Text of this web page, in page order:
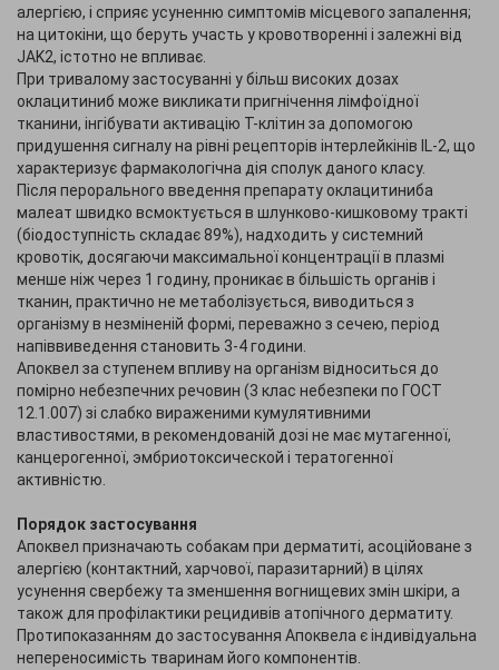
алергією, і сприяє усуненню симптомів місцевого запалення;
на цитокіни, що беруть участь у кровотворенні і залежні від
JAK2, істотно не впливає.
При тривалому застосуванні у більш високих дозах
оклацитиниб може викликати пригнічення лімфоїдної
тканини, інгібувати активацію Т-клітин за допомогою
придушення сигналу на рівні рецепторів інтерлейкінів IL-2, що
характеризує фармакологічна дія сполук даного класу.
Після перорального введення препарату оклацитиниба
малеат швидко всмоктується в шлунково-кишковому тракті
(біодоступність складає 89%), надходить у системний
кровотік, досягаючи максимальної концентрації в плазмі
менше ніж через 1 годину, проникає в більшість органів і
тканин, практично не метаболізується, виводиться з
організму в незміненій формі, переважно з сечею, період
напіввиведення становить 3-4 години.
Апоквел за ступенем впливу на організм відноситься до
помірно небезпечних речовин (3 клас небезпеки по ГОСТ
12.1.007) зі слабко вираженими кумулятивними
властивостями, в рекомендованій дозі не має мутагенної,
канцерогенної, эмбриотоксической і тератогенної
активністю.
Порядок застосування
Апоквел призначають собакам при дерматиті, асоційоване з
алергією (контактний, харчової, паразитарний) в цілях
усунення свербежу та зменшення вогнищевих змін шкіри, а
також для профілактики рецидивів атопічного дерматиту.
Протипоказанням до застосування Апоквела є індивідуальна
непереносимість тваринам його компонентів.